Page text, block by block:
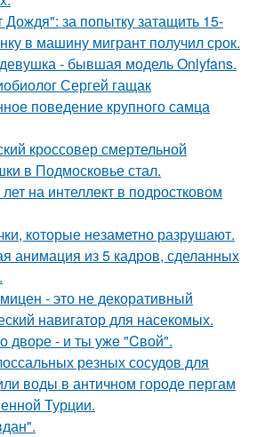
Дождя": за попытку затащить 15-
в машину мигрант получил срок.
- бывшая модель Onlyfans.
Сергей гащак
поведение крупного самца
кроссовер смертельной
в Подмосковье стал.
на интеллект в подростковом
которые незаметно разрушают.
анимация из 5 кадров, сделанных
- это не декоративный
навигатор для насекомых.
двоpе - и ты ужe "Cвой".
резных сосудов для
воды в античном городе пергам
Турции.